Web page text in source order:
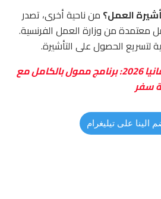
من ناحية أخرى، تصدر
معتمدة من وزارة العمل الفرنسية.
لتسريع الحصول على التأشيرة.
التطوع في رومانيا 2026: برنامج ممول بالكامل مع
سفر
الينا على تيليغرام